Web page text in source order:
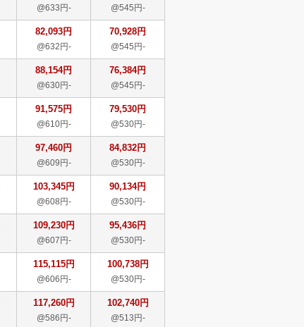
@633円- @545円-
82,093円
@632円-
70,928円
@545円-
88,154円
@630円-
76,384円
@545円-
91,575円
@610円-
79,530円
@530円-
97,460円
@609円-
84,832円
@530円-
103,345円
@608円-
90,134円
@530円-
109,230円
@607円-
95,436円
@530円-
115,115円
@606円-
100,738円
@530円-
117,260円
@586円-
102,740円
@513円-